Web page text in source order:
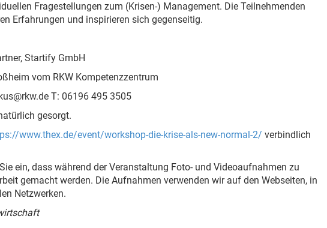
Fragestellungen zum (Krisen-) Management. Die Teilnehmenden
Erfahrungen und inspirieren sich gegenseitig.
Startify GmbH
vom RKW Kompetenzzentrum
T: 06196 495 3505
gesorgt.
www.thex.de/event/workshop-die-krise-als-new-normal-2/ verbindlich
ein, dass während der Veranstaltung Foto- und Videoaufnahmen zu
gemacht werden. Die Aufnahmen verwenden wir auf den Webseiten, in
Netzwerken.